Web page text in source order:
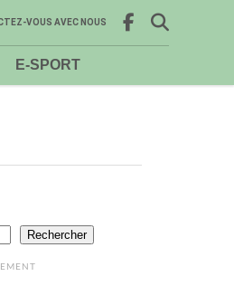
VOUS AVEC NOUS
E-SPORT
Rechercher